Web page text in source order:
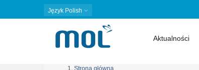
Język Polish
Aktualności
Strona główna